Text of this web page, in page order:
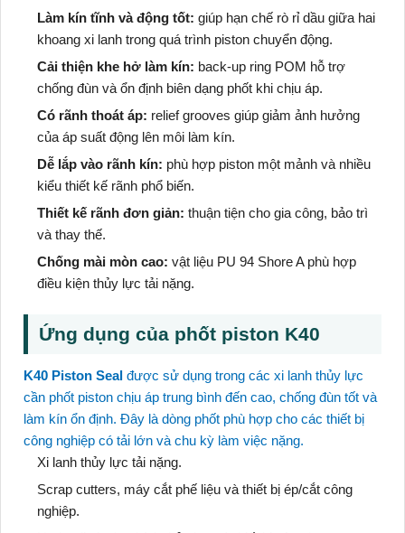
Làm kín tĩnh và động tốt: giúp hạn chế rò rỉ dầu giữa hai
khoang xi lanh trong quá trình piston chuyển động.
Cải thiện khe hở làm kín: back-up ring POM hỗ trợ
chống đùn và ổn định biên dạng phốt khi chịu áp.
Có rãnh thoát áp: relief grooves giúp giảm ảnh hưởng
của áp suất động lên môi làm kín.
Dễ lắp vào rãnh kín: phù hợp piston một mảnh và nhiều
kiểu thiết kế rãnh phổ biến.
Thiết kế rãnh đơn giản: thuận tiện cho gia công, bảo trì
và thay thế.
Chống mài mòn cao: vật liệu PU 94 Shore A phù hợp
điều kiện thủy lực tải nặng.
Ứng dụng của phốt piston K40
K40 Piston Seal được sử dụng trong các xi lanh thủy lực
cần phốt piston chịu áp trung bình đến cao, chống đùn tốt và
làm kín ổn định. Đây là dòng phốt phù hợp cho các thiết bị
công nghiệp có tải lớn và chu kỳ làm việc nặng.
Xi lanh thủy lực tải nặng.
Scrap cutters, máy cắt phế liệu và thiết bị ép/cắt công
nghiệp.